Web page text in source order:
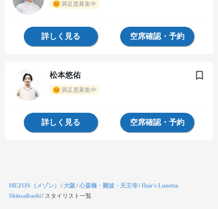
満足度募集中
詳しく見る 空席確認・予約
松本悠佑
満足度募集中
詳しく見る 空席確認・予約
MEZON（メゾン） /大阪 /心斎橋・難波・天王寺/Hair's Lunetta
Shinsaibashi/ スタイリスト一覧